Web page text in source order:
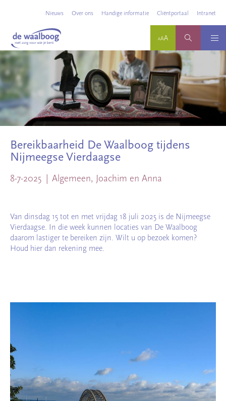
Nieuws Over ons Handige informatie Cliëntportaal Intranet
Bereikbaarheid De Waalboog tijdens
Nijmeegse Vierdaagse
8-7-2025 Algemeen, Joachim en Anna
Van dinsdag 15 tot en met vrijdag 18 juli 2025 is de Nijmeegse
Vierdaagse. In die week kunnen locaties van De Waalboog
daarom lastiger te bereiken zijn. Wilt u op bezoek komen?
Houd hier dan rekening mee.